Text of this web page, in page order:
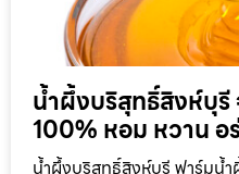
น้ำผึ้งบริสุทธิ์สิงห์บุ
100% หอม หวาน
น้ำผึ้งบริสุทธิ์สิงห์บุรี ฟาร์มน้ำ